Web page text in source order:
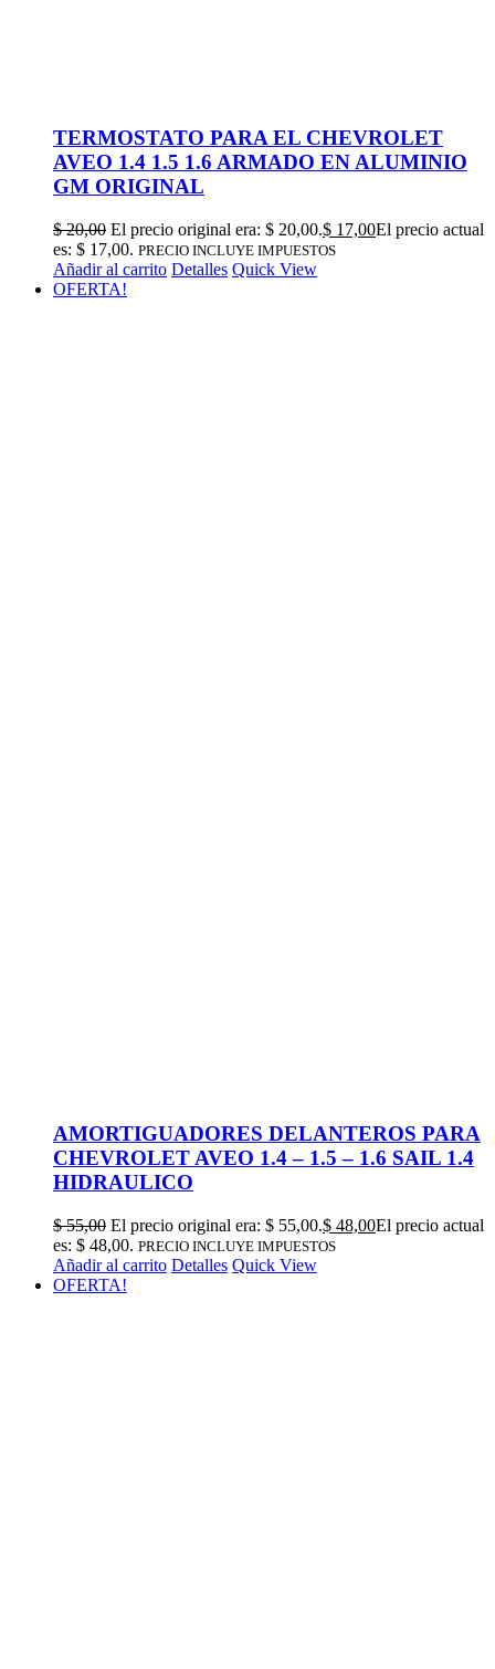
TERMOSTATO PARA EL CHEVROLET
AVEO 1.4 1.5 1.6 ARMADO EN ALUMINIO
GM ORIGINAL
$20,00 El precio original era: $ 20,00.$ 17,00El precio actual
es: $ 17,00. PRECIO INCLUYE IMPUESTOS
Añadir al carrito Detalles Quick View
OFERTA!
AMORTIGUADORES DELANTEROS PARA
CHEVROLET AVEO 1.4 – 1.5 – 1.6 SAIL 1.4
HIDRAULICO
$55,00 El precio original era: $ 55,00.$ 48,00El precio actual
es: $ 48,00. PRECIO INCLUYE IMPUESTOS
Añadir al carrito Detalles Quick View
OFERTA!